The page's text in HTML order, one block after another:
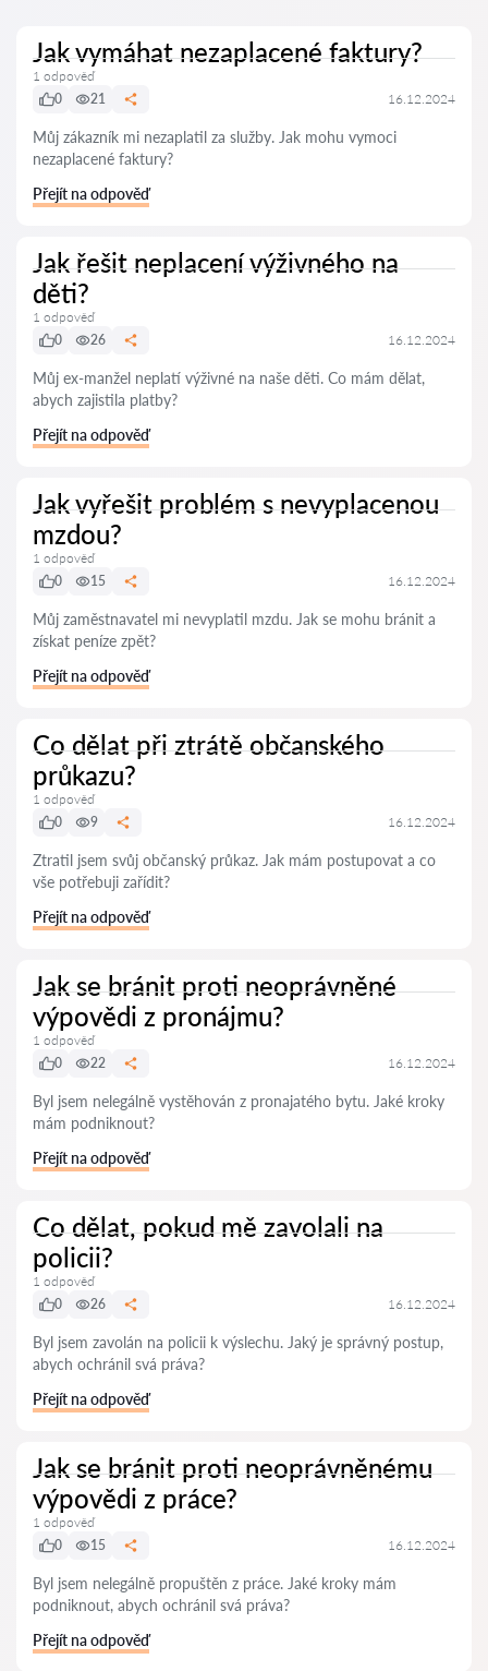
Jak vymáhat nezaplacené faktury?
1 odpověď
0
21 16.12.2024
Můj zákazník mi nezaplatil za služby. Jak mohu vymoci
nezaplacené faktury?
Přejít na odpověď
Jak řešit neplacení výživného na
děti?
1 odpověď
0
26 16.12.2024
Můj ex-manžel neplatí výživné na naše děti. Co mám dělat,
abych zajistila platby?
Přejít na odpověď
Jak vyřešit problém s nevyplacenou
mzdou?
1 odpověď
0
15 16.12.2024
Můj zaměstnavatel mi nevyplatil mzdu. Jak se mohu bránit a
získat peníze zpět?
Přejít na odpověď
Co dělat při ztrátě občanského
průkazu?
1 odpověď
0
9 16.12.2024
Ztratil jsem svůj občanský průkaz. Jak mám postupovat a co
vše potřebuji zařídit?
Přejít na odpověď
Jak se bránit proti neoprávněné
výpovědi z pronájmu?
1 odpověď
0
22 16.12.2024
Byl jsem nelegálně vystěhován z pronajatého bytu. Jaké kroky
mám podniknout?
Přejít na odpověď
Co dělat, pokud mě zavolali na
policii?
1 odpověď
0
26 16.12.2024
Byl jsem zavolán na policii k výslechu. Jaký je správný postup,
abych ochránil svá práva?
Přejít na odpověď
Jak se bránit proti neoprávněnému
výpovědi z práce?
1 odpověď
0
15 16.12.2024
Byl jsem nelegálně propuštěn z práce. Jaké kroky mám
podniknout, abych ochránil svá práva?
Přejít na odpověď